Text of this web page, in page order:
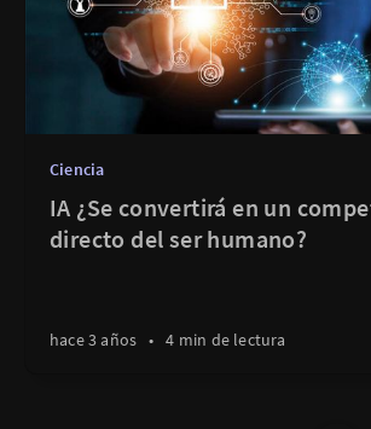
Ciencia
IA ¿Se convertirá en un
directo del ser humano?
hace 3 años • 4 min de lectura